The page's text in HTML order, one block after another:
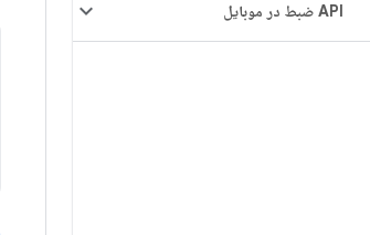
API ضبط در موبایل